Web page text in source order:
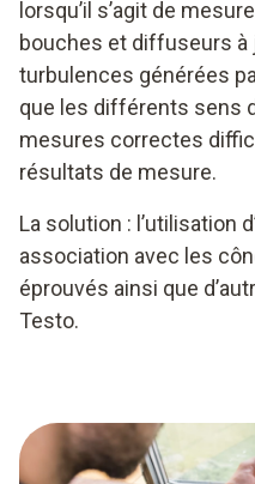
lorsqu’il s’agit de
bouches et diffuseurs à
turbulences générées
que les différents sens
mesures correctes
résultats de mesure.
La solution : l’utilisation
association avec les
éprouvés ainsi que
Testo.